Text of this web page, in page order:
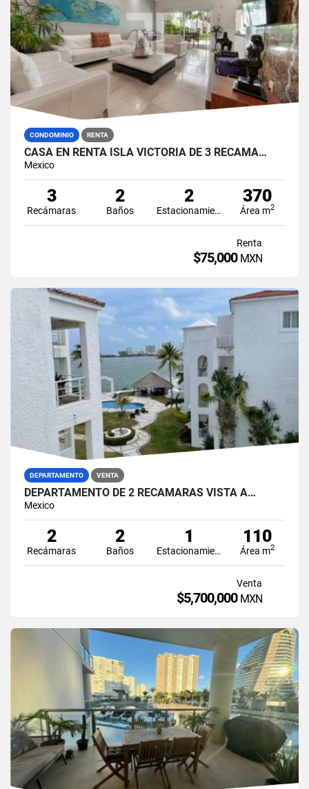
CONDOMINIO RENTA
CASA EN RENTA ISLA VICTORIA DE 3 RECÁMA…
Mexico
3
Recámaras
2
Baños
2
Estacionamiento
370
Área m2
Renta
$75,000 MXN
DEPARTAMENTO VENTA
DEPARTAMENTO DE 2 RECAMARAS VISTA A…
Mexico
2
Recámaras
2
Baños
1
Estacionamiento
110
Área m2
Venta
$5,700,000 MXN